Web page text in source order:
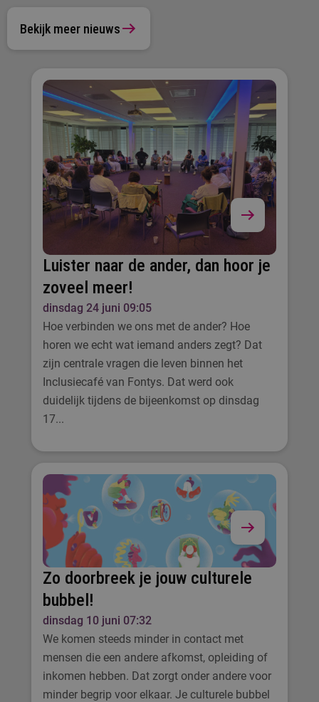
Bekijk meer nieuws
Luister naar de ander, dan hoor je
zoveel meer!
dinsdag 24 juni 09:05
Hoe verbinden we ons met de ander? Hoe
horen we echt wat iemand anders zegt? Dat
zijn centrale vragen die leven binnen het
Inclusiecafé van Fontys. Dat werd ook
duidelijk tijdens de bijeenkomst op dinsdag
17...
Zo doorbreek je jouw culturele
bubbel!
dinsdag 10 juni 07:32
We komen steeds minder in contact met
mensen die een andere afkomst, opleiding of
inkomen hebben. Dat zorgt onder andere voor
minder begrip voor elkaar. Je culturele bubbel